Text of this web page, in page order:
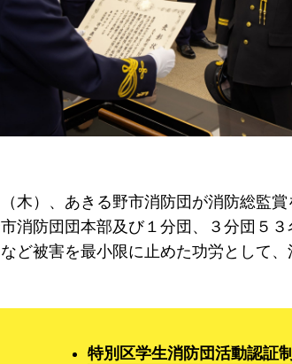
木）、あきる野市消防団が消防総監
消防団団本部及び１分団、３分団５
ど被害を最小限に止めた功労として、
特別区学生消防団活動認証